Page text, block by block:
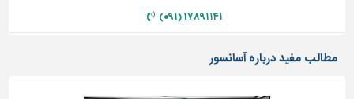
۱۷۸۹۱۱۴۱ (۰۹۱)
مطالب مفید درباره آسانسور